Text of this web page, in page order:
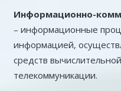
Информационно-
– информационные
информацией,
средств
телекоммуникации.